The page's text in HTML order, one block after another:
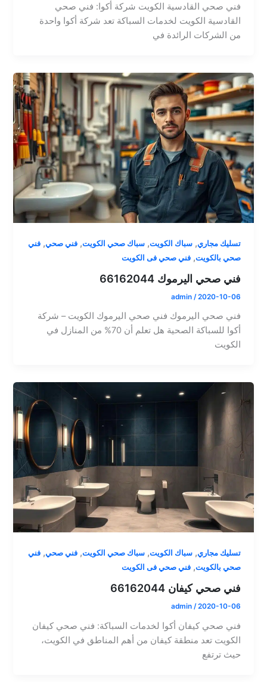
فني صحي القادسية الكويت شركة أكوا: فني صحي
القادسية الكويت لخدمات السباكة تعد شركة أكوا واحدة
من الشركات الرائدة في
تسليك مجاري,سباك الكويت,سباك صحي الكويت,فني صحي,فني
صحي بالكويت,فني صحي فى الكويت
فني صحي اليرموك 66162044
admin /2020-10-06
فني صحي اليرموك فني صحي اليرموك الكويت – شركة
أكوا للسباكة الصحية هل تعلم أن 70% من المنازل في
الكويت
تسليك مجاري,سباك الكويت,سباك صحي الكويت,فني صحي,فني
صحي بالكويت,فني صحي فى الكويت
فني صحي كيفان 66162044
admin /2020-10-06
فني صحي كيفان أكوا لخدمات السباكة: فني صحي كيفان
الكويت تعد منطقة كيفان من أهم المناطق في الكويت،
حيث ترتفع